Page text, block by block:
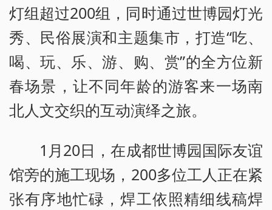
灯组超过200组，同时通过世博园灯光
秀、民俗展演和主题集市，打造“吃、
喝、玩、乐、游、购、赏”的全方位新
春场景，让不同年龄的游客来一场南
北人文交织的互动演绎之旅。
1月20日，在成都世博园国际友谊
馆旁的施工现场，200多位工人正在紧
张有序地忙碌，焊工依照精细线稿焊